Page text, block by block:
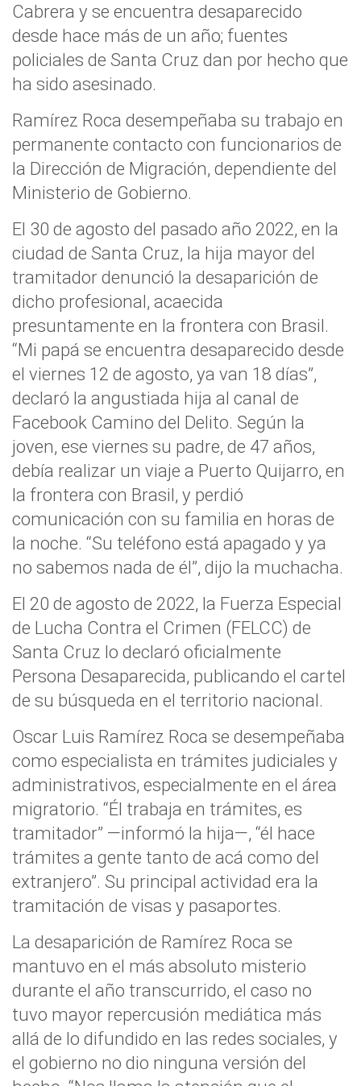
Cabrera y se encuentra desaparecido
desde hace más de un año; fuentes
policiales de Santa Cruz dan por hecho que
ha sido asesinado.
Ramírez Roca desempeñaba su trabajo en
permanente contacto con funcionarios de
la Dirección de Migración, dependiente del
Ministerio de Gobierno.
El 30 de agosto del pasado año 2022, en la
ciudad de Santa Cruz, la hija mayor del
tramitador denunció la desaparición de
dicho profesional, acaecida
presuntamente en la frontera con Brasil.
“Mi papá se encuentra desaparecido desde
el viernes 12 de agosto, ya van 18 días”,
declaró la angustiada hija al canal de
Facebook Camino del Delito. Según la
joven, ese viernes su padre, de 47 años,
debía realizar un viaje a Puerto Quijarro, en
la frontera con Brasil, y perdió
comunicación con su familia en horas de
la noche. “Su teléfono está apagado y ya
no sabemos nada de él”, dijo la muchacha.
El 20 de agosto de 2022, la Fuerza Especial
de Lucha Contra el Crimen (FELCC) de
Santa Cruz lo declaró oficialmente
Persona Desaparecida, publicando el cartel
de su búsqueda en el territorio nacional.
Oscar Luis Ramírez Roca se desempeñaba
como especialista en trámites judiciales y
administrativos, especialmente en el área
migratorio. “Él trabaja en trámites, es
tramitador” —informó la hija—, “él hace
trámites a gente tanto de acá como del
extranjero”. Su principal actividad era la
tramitación de visas y pasaportes.
La desaparición de Ramírez Roca se
mantuvo en el más absoluto misterio
durante el año transcurrido, el caso no
tuvo mayor repercusión mediática más
allá de lo difundido en las redes sociales, y
el gobierno no dio ninguna versión del